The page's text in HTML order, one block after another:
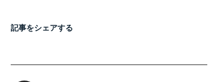
記事をシェアする